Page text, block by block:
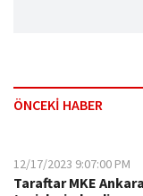
ÖNCEKİ HABER
12/17/2023 9:07:00 PM
Taraftar MKE